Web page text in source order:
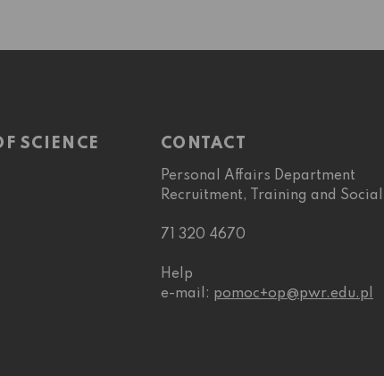
SCIENCE
CONTACT
Personal Affairs Department
Recruitment, Training and
71 320 4670
Help
e-mail: pomoc+op@pwr.edu.pl